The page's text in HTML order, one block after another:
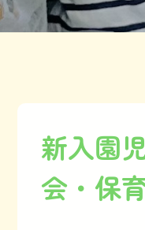
新入園
会・保